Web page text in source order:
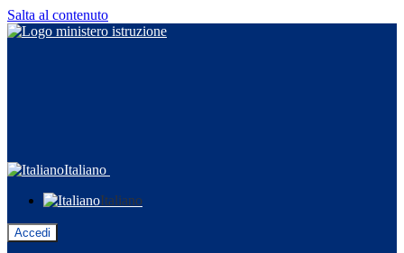
Salta al contenuto
Italiano
Italiano
Accedi